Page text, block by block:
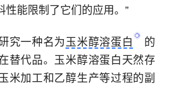
性能限制了它们的应用。”
究一种名为玉米醇溶蛋白
的
替代品。玉米醇溶蛋白天然存
米加工和乙醇生产等过程的副